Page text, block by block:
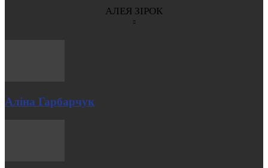
АЛЕЯ ЗІРОК
Аліна Гарбарчук